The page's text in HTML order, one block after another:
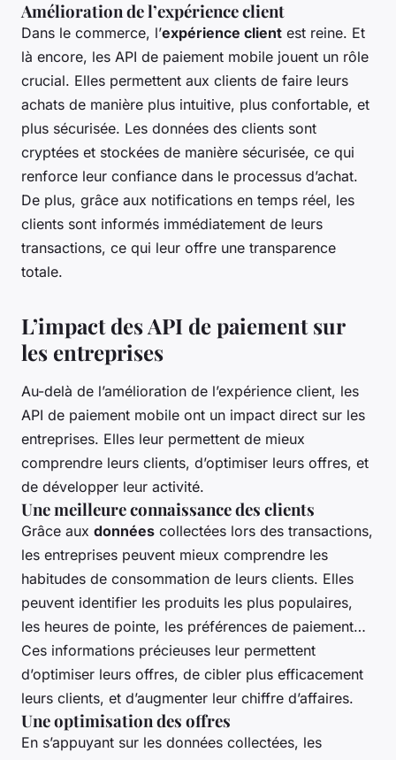
Amélioration de l’expérience client
Dans le commerce, l’expérience client est reine. Et
là encore, les API de paiement mobile jouent un rôle
crucial. Elles permettent aux clients de faire leurs
achats de manière plus intuitive, plus confortable, et
plus sécurisée. Les données des clients sont
cryptées et stockées de manière sécurisée, ce qui
renforce leur confiance dans le processus d’achat.
De plus, grâce aux notifications en temps réel, les
clients sont informés immédiatement de leurs
transactions, ce qui leur offre une transparence
totale.
L’impact des API de paiement sur
les entreprises
Au-delà de l’amélioration de l’expérience client, les
API de paiement mobile ont un impact direct sur les
entreprises. Elles leur permettent de mieux
comprendre leurs clients, d’optimiser leurs offres, et
de développer leur activité.
Une meilleure connaissance des clients
Grâce aux données collectées lors des transactions,
les entreprises peuvent mieux comprendre les
habitudes de consommation de leurs clients. Elles
peuvent identifier les produits les plus populaires,
les heures de pointe, les préférences de paiement…
Ces informations précieuses leur permettent
d’optimiser leurs offres, de cibler plus efficacement
leurs clients, et d’augmenter leur chiffre d’affaires.
Une optimisation des offres
En s’appuyant sur les données collectées, les